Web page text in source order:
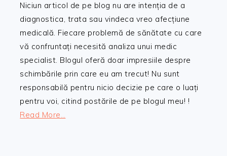
Niciun articol de pe blog nu are intenția de a
diagnostica, trata sau vindeca vreo afecțiune
medicală. Fiecare problemă de sănătate cu care
vă confruntați necesită analiza unui medic
specialist. Blogul oferă doar impresiile despre
schimbările prin care eu am trecut! Nu sunt
responsabilă pentru nicio decizie pe care o luați
pentru voi, citind postările de pe blogul meu! !
Read More…